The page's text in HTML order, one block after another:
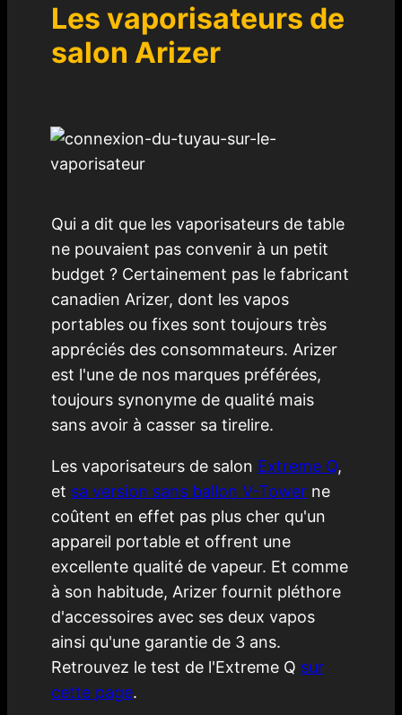
Les vaporisateurs de
salon Arizer
Qui a dit que les vaporisateurs de table
ne pouvaient pas convenir à un petit
budget ? Certainement pas le fabricant
canadien Arizer, dont les vapos
portables ou fixes sont toujours très
appréciés des consommateurs. Arizer
est l'une de nos marques préférées,
toujours synonyme de qualité mais
sans avoir à casser sa tirelire.
Les vaporisateurs de salon Extreme Q,
et sa version sans ballon V-Tower ne
coûtent en effet pas plus cher qu'un
appareil portable et offrent une
excellente qualité de vapeur. Et comme
à son habitude, Arizer fournit pléthore
d'accessoires avec ses deux vapos
ainsi qu'une garantie de 3 ans.
Retrouvez le test de l'Extreme Q sur
cette page.